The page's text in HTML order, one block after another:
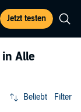
Jetzt testen
in Alle
Beliebt Filter